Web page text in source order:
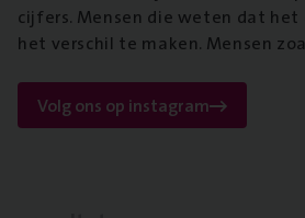
cijfers. Mensen die weten dat het
het verschil te maken. Mensen
Volg ons op instagram